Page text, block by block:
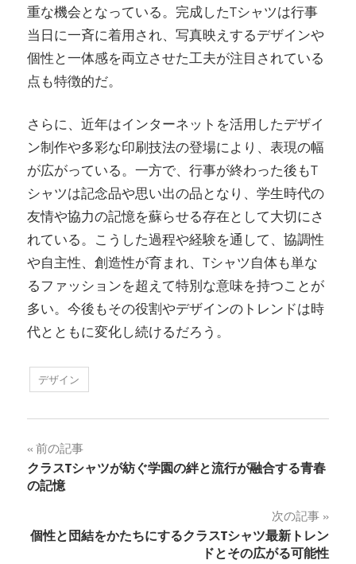
重な機会となっている。完成したTシャツは行事
当日に一斉に着用され、写真映えするデザインや
個性と一体感を両立させた工夫が注目されている
点も特徴的だ。
さらに、近年はインターネットを活用したデザイ
ン制作や多彩な印刷技法の登場により、表現の幅
が広がっている。一方で、行事が終わった後もT
シャツは記念品や思い出の品となり、学生時代の
友情や協力の記憶を蘇らせる存在として大切にさ
れている。こうした過程や経験を通して、協調性
や自主性、創造性が育まれ、Tシャツ自体も単な
るファッションを超えて特別な意味を持つことが
多い。今後もその役割やデザインのトレンドは時
代とともに変化し続けるだろう。
デザイン
投
稿
ビ
前の記事
クラスTシャツが紡ぐ学園の絆と流行が融合する青春
の記憶
次の記事
個性と団結をかたちにするクラスTシャツ最新トレン
ドとその広がる可能性